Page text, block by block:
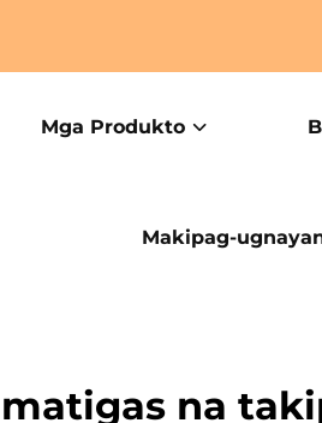
Mga Produkto
Makipag-
na